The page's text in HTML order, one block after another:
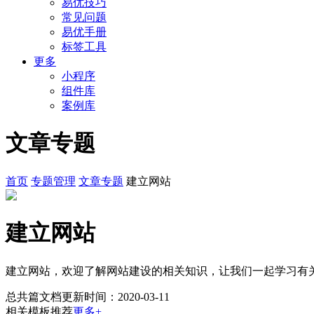
易优技巧
常见问题
易优手册
标签工具
更多
小程序
组件库
案例库
文章专题
首页 专题管理 文章专题 建立网站
建立网站
建立网站，欢迎了解网站建设的相关知识，让我们一起学习有
总共篇文档更新时间：2020-03-11
相关模板推荐更多+